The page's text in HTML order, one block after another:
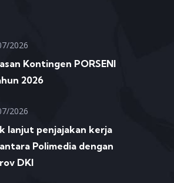
2026
Kontingen PORSENI
2026
2026
lanjut penjajakan kerja
Polimedia dengan
DKI